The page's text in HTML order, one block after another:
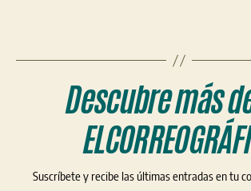
Descubre más
Suscríbete y recibe las últimas entradas en tu